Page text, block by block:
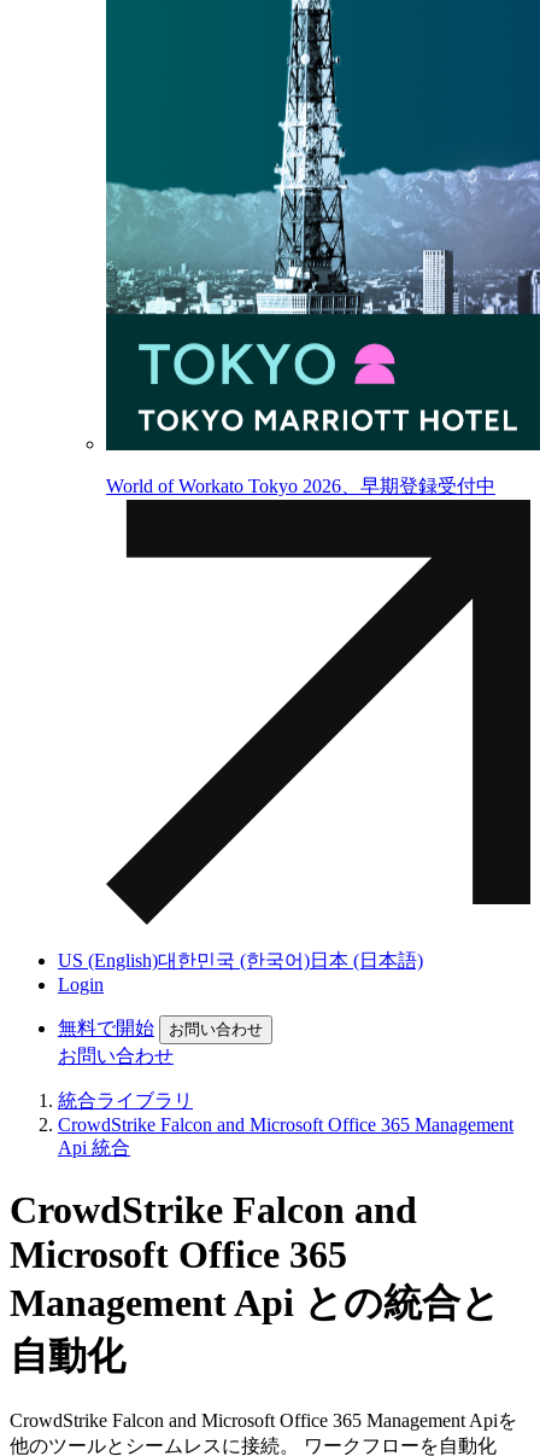
World of Workato Tokyo 2026、早期登録受付中
US (English)대한민국 (한국어)日本 (日本語)
Login
無料で開始 お問い合わせ
お問い合わせ
統合ライブラリ
CrowdStrike Falcon and Microsoft Office 365 Management
Api 統合
CrowdStrike Falcon and
Microsoft Office 365
Management Api との統合と
自動化
CrowdStrike Falcon and Microsoft Office 365 Management Apiを
他のツールとシームレスに接続。 ワークフローを自動化